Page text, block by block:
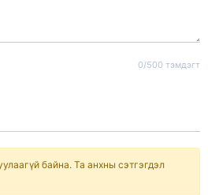
0/500 тэмдэгт
байна. Та анхны сэтгэгдэл